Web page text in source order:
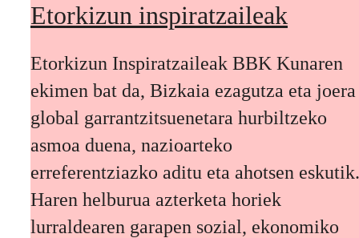
Etorkizun inspiratzaileak
Etorkizun Inspiratzaileak BBK Kunaren
ekimen bat da, Bizkaia ezagutza eta joera
global garrantzitsuenetara hurbiltzeko
asmoa duena, nazioarteko
erreferentziazko aditu eta ahotsen eskutik.
Haren helburua azterketa horiek
lurraldearen garapen sozial, ekonomiko